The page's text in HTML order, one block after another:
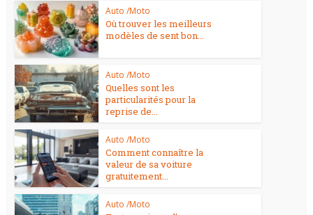
Auto /Moto
Où trouver les meilleurs
modèles de sent bon...
Auto /Moto
Quelles sont les
particularités pour la
reprise de...
Auto /Moto
Comment connaître la
valeur de sa voiture
gratuitement...
Auto /Moto